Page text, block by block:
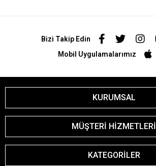
Bizi Takip Edin
Mobil Uygulamalarımız
KURUMSAL
MÜŞTERİ HİZMETLERİ
KATEGORİLER